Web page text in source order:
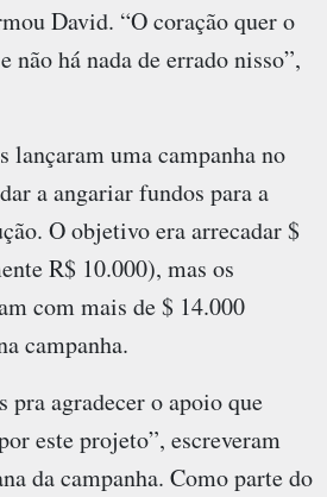
David. “O coração quer o
não há nada de errado nisso”,
lançaram uma campanha no
a angariar fundos para a
O objetivo era arrecadar $
R$ 10.000), mas os
com mais de $ 14.000
campanha.
pra agradecer o apoio que
este projeto”, escreveram
da campanha. Como parte do